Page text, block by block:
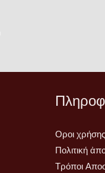
Οροι χρήσης
Πολιτική
Τρόποι